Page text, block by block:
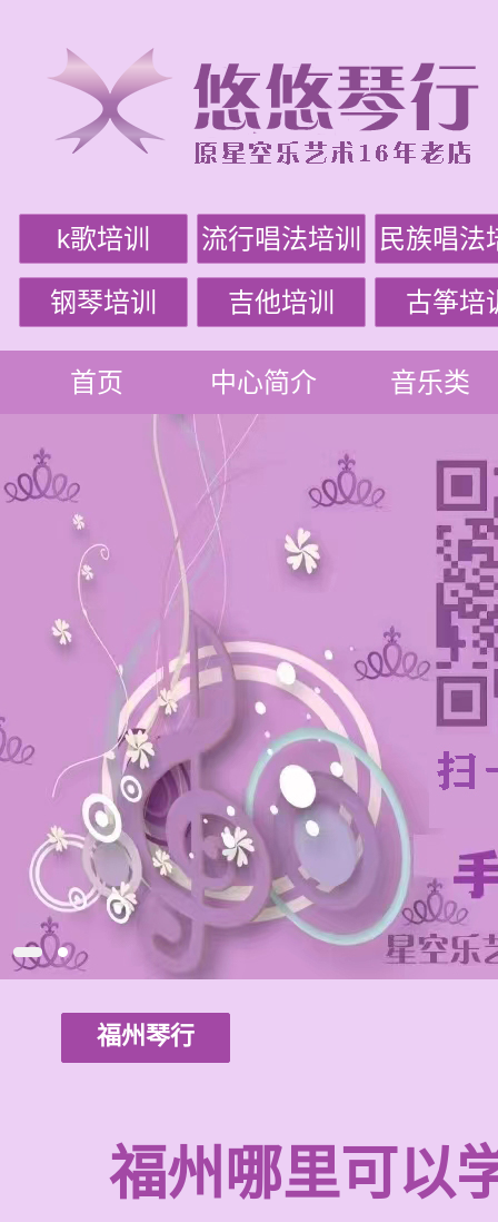
k歌培训 流行唱法培训 民族唱法
钢琴培训 吉他培训 古筝培
首页 中心简介 音乐类
福州琴行
福州哪里可以